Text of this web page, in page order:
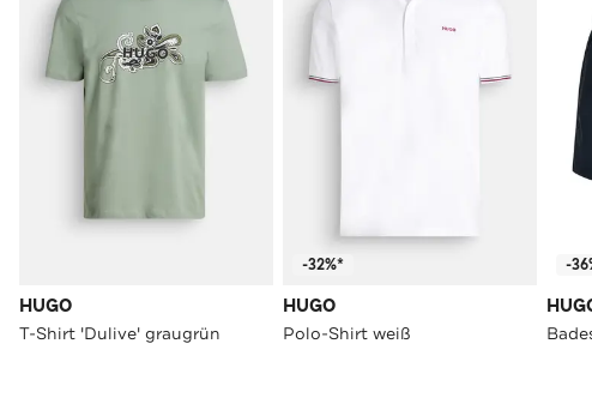
HUGO
T-Shirt 'Dulive' graugrün
-32%*
HUGO
Polo-Shirt weiß
-